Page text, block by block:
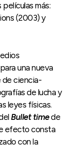
más:
(2003) y
una nueva
de ciencia-
de lucha y
leyes físicas.
Bullet timede
efecto consta
con la